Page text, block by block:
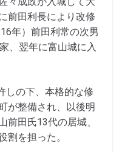
前田利長により改修
年）前田利常の次男
、翌年に富山城に入
しの下、本格的な修
が整備され、以後明
前田氏13代の居城、
割を担った。